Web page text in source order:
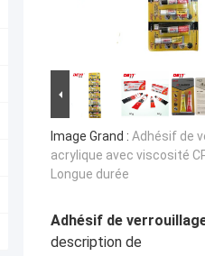
Image Grand : Adhésif de
acrylique avec viscosité
Longue durée
Adhésif de
description de